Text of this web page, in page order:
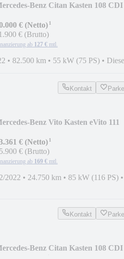
Benz Citan Kasten 108 CDI
€ (Netto)¹
€ (Brutto)
ab 127 € mtl.
• 82.500 km • 55 kW (75 PS) •
Kontakt
Benz Vito Kasten eVito 111
€ (Netto)¹
€ (Brutto)
ab 169 € mtl.
2022 • 24.750 km • 85 kW (116 PS) •
Kontakt
Benz Citan Kasten 108 CDI